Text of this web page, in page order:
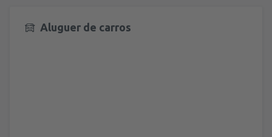
Aluguer de carros